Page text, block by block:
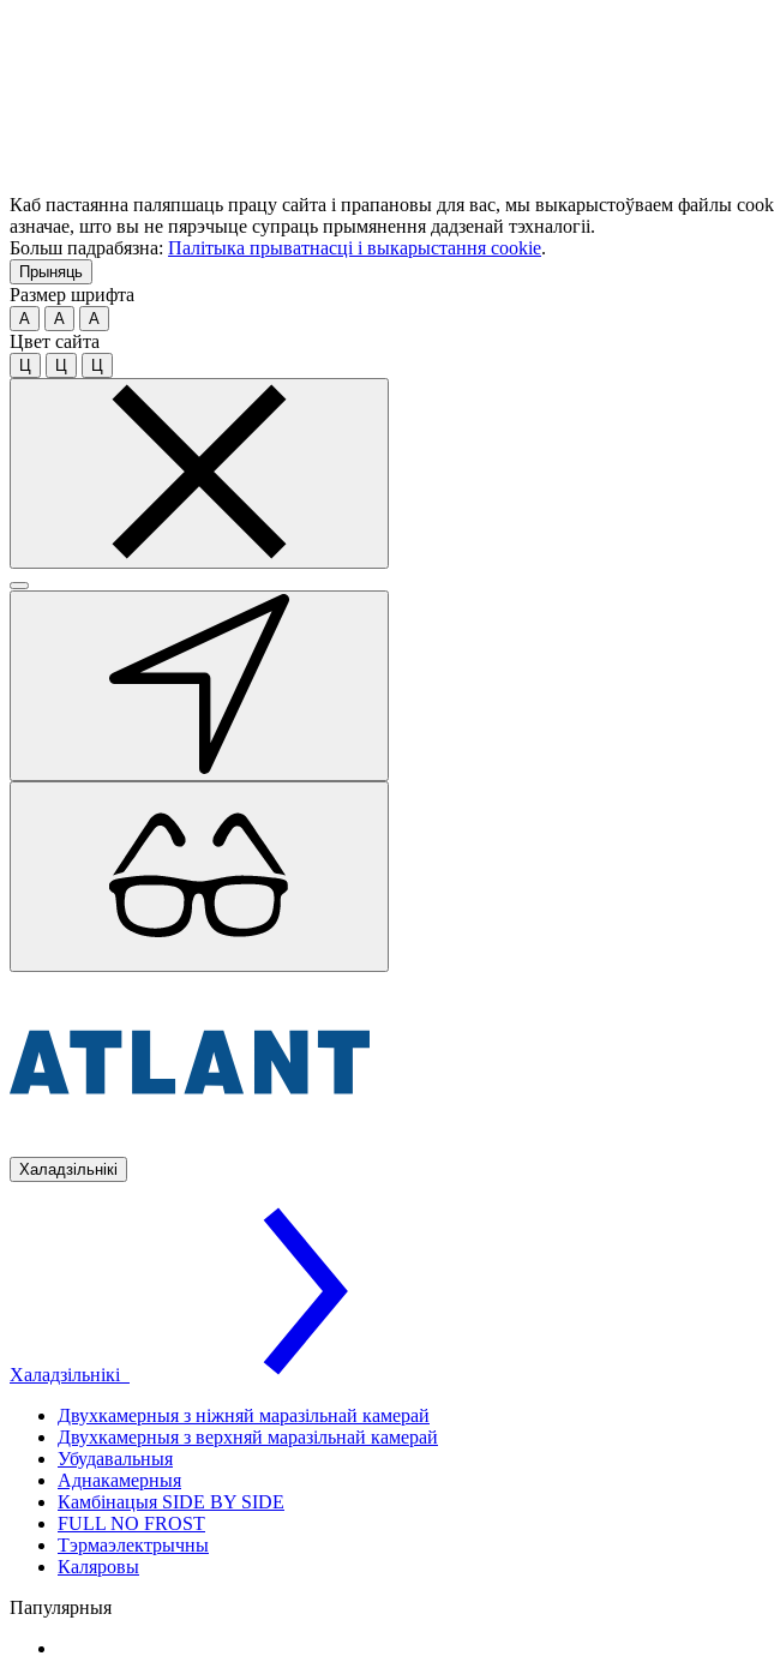
Каб пастаянна паляпшаць працу сайта і прапановы для вас, мы выкарыстоўваем файлы
азначае, што вы не пярэчыце супраць прымянення дадзенай тэхналогіі.
Больш падрабязна: Палітыка прыватнасці і выкарыстання cookie.
Прыняць
Размер шрифта
A A A
Цвет сайта
Ц Ц Ц
Халадзільнікі
Халадзільнікі
Двухкамерныя з ніжняй маразільнай камерай
Двухкамерныя з верхняй маразільнай камерай
Убудавальныя
Аднакамерныя
Камбінацыя SIDE BY SIDE
FULL NO FROST
Тэрмаэлектрычны
Каляровы
Папулярныя